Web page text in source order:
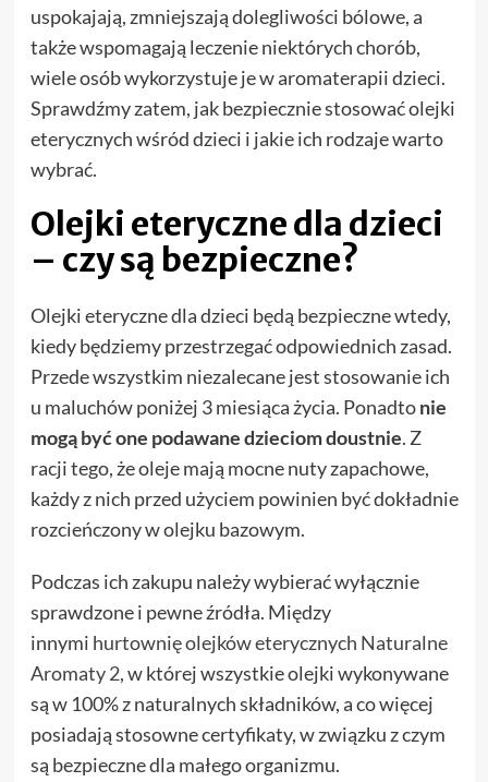
uspokajają, zmniejszają dolegliwości bólowe, a
także wspomagają leczenie niektórych chorób,
wiele osób wykorzystuje je w aromaterapii dzieci.
Sprawdźmy zatem, jak bezpiecznie stosować olejki
eterycznych wśród dzieci i jakie ich rodzaje warto
wybrać.
Olejki eteryczne dla dzieci
– czy są bezpieczne?
Olejki eteryczne dla dzieci będą bezpieczne wtedy,
kiedy będziemy przestrzegać odpowiednich zasad.
Przede wszystkim niezalecane jest stosowanie ich
u maluchów poniżej 3 miesiąca życia. Ponadtonie
mogą być one podawane dzieciom doustnie. Z
racji tego, że oleje mają mocne nuty zapachowe,
każdy z nich przed użyciem powinien być dokładnie
rozcieńczony w olejku bazowym.
Podczas ich zakupu należy wybierać wyłącznie
sprawdzone i pewne źródła. Między
innymi hurtownię olejków eterycznych Naturalne
Aromaty 2, w której wszystkie olejki wykonywane
są w 100% z naturalnych składników, a co więcej
posiadają stosowne certyfikaty, w związku z czym
są bezpieczne dla małego organizmu.